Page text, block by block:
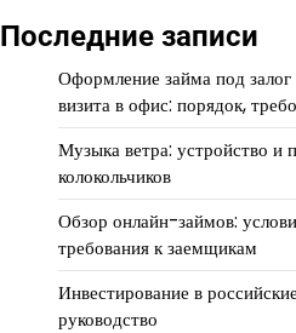
Последние записи
Оформление займа под
визита в офис: порядок,
Музыка ветра: устройство и
колокольчиков
Обзор онлайн-займов:
требования к заемщикам
Инвестирование в
руководство